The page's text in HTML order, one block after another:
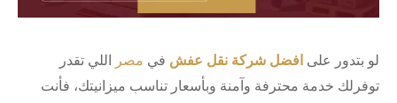
لو بتدور على افضل شركة نقل عفش في مصر
اللي تقدر
توفرلك خدمة محترفة وآمنة وبأسعار تناسب ميزانيتك، فأنت